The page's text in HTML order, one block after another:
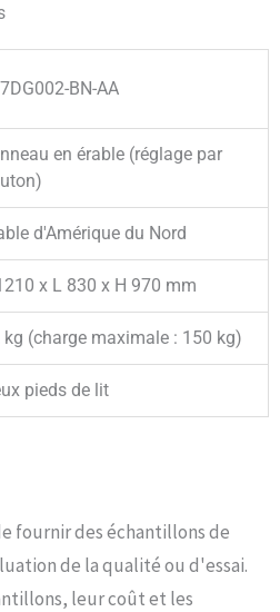
BN-AA
en érable (réglage par
d'Amérique du Nord
x L 830 x H 970 mm
kg (charge maximale : 150 kg)
pieds de lit
fournir des échantillons de
de la qualité ou d'essai.
leur coût et les